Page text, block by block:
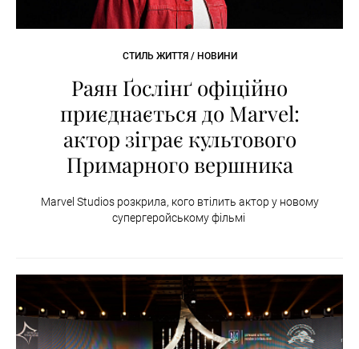
СТИЛЬ ЖИТТЯ / НОВИНИ
Раян Ґослінґ офіційно
приєднається до Marvel:
актор зіграє культового
Примарного вершника
Marvel Studios розкрила, кого втілить актор у новому
супергеройському фільмі